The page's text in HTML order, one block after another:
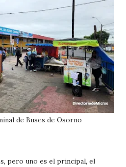
de Buses de Osorno
pero uno es el principal, el